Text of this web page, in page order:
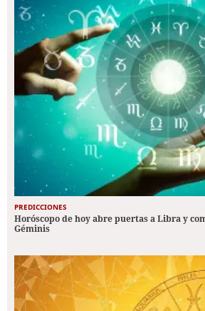
PREDICCIONES
Horóscopo de hoy abre puertas a Libra y
Géminis